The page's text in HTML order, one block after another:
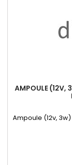
AMPOULE (12V,
Ampoule (12v,